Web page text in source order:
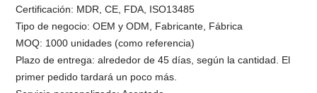
Certificación: MDR, CE, FDA, ISO13485
Tipo de negocio: OEM y ODM, Fabricante, Fábrica
MOQ: 1000 unidades (como referencia)
Plazo de entrega: alrededor de 45 días, según la cantidad. El
primer pedido tardará un poco más.